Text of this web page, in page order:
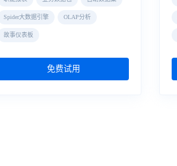
Spider大数据引擎 OLAP分析
故事仪表板
免费试用